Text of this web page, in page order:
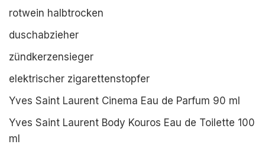
rotwein halbtrocken
duschabzieher
zündkerzensieger
elektrischer zigarettenstopfer
Yves Saint Laurent Cinema Eau de Parfum 90 ml
Yves Saint Laurent Body Kouros Eau de Toilette 100
ml